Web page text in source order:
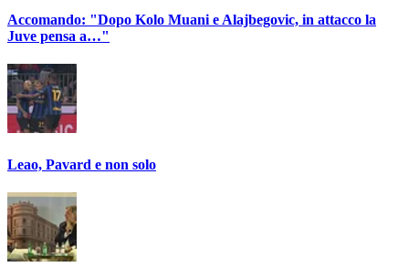
Accomando: "Dopo Kolo Muani e Alajbegovic, in attacco la
Juve pensa a…"
Leao, Pavard e non solo